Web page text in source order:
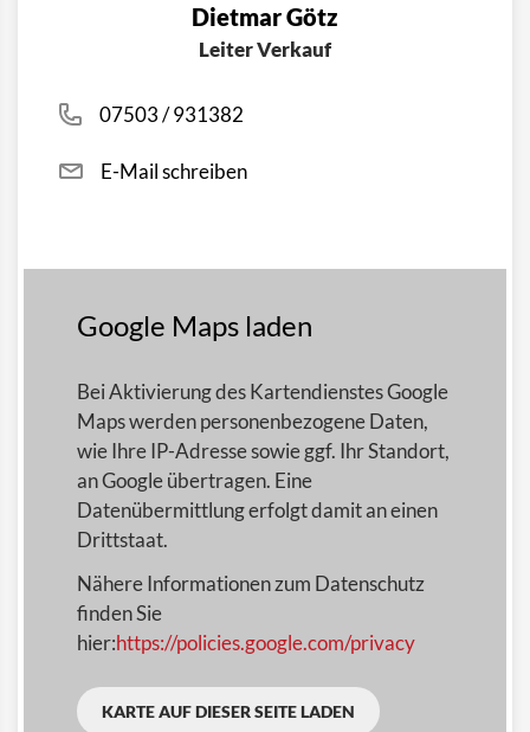
Dietmar Götz
Leiter Verkauf
07503 / 931382
E-Mail schreiben
Google Maps laden
Bei Aktivierung des Kartendienstes Google
Maps werden personenbezogene Daten,
wie Ihre IP-Adresse sowie ggf. Ihr Standort,
an Google übertragen. Eine
Datenübermittlung erfolgt damit an einen
Drittstaat.
Nähere Informationen zum Datenschutz
finden Sie
hier:https://policies.google.com/privacy
KARTE AUF DIESER SEITE LADEN